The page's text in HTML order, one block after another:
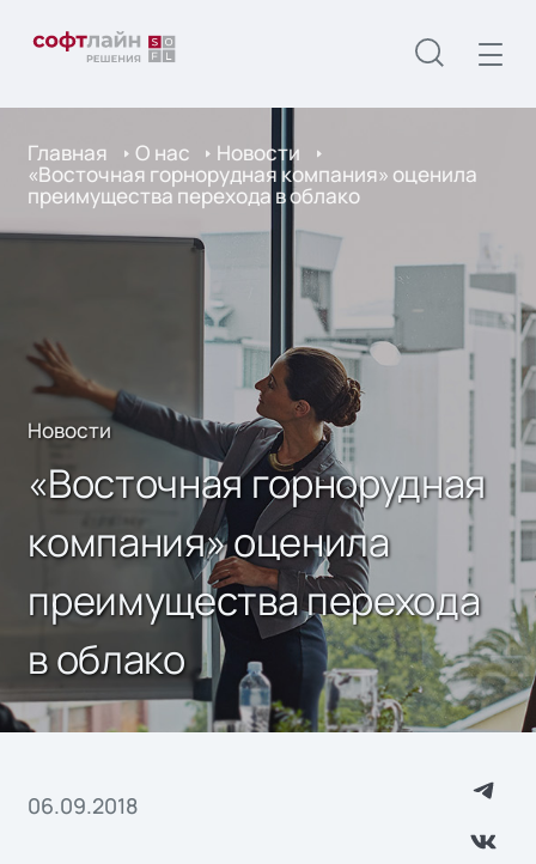
Главная О нас Новости
«Восточная горнорудная компания» оценила
преимущества перехода в облако
Новости
«Восточная горнорудная
компания» оценила
преимущества перехода
в облако
06.09.2018